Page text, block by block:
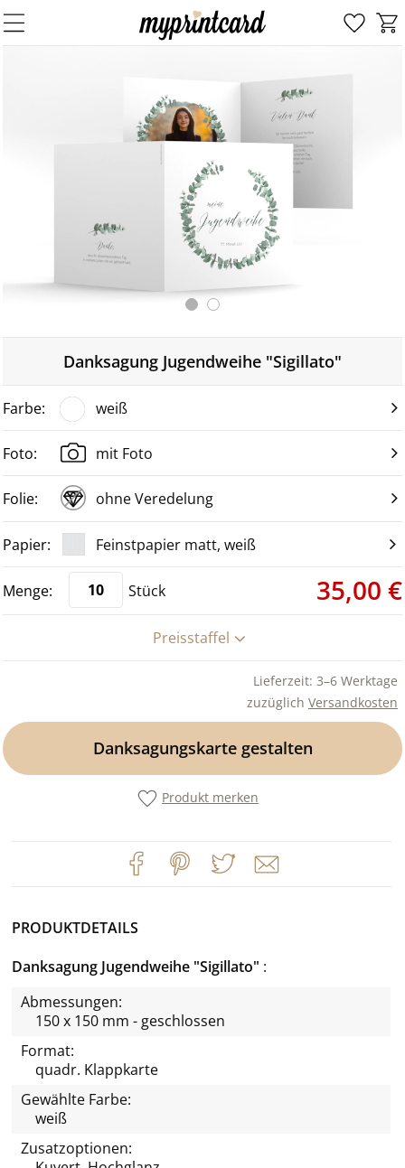
Danksagung Jugendweihe "Sigillato"
weiß
mit Foto
ohne Veredelung
Feinstpapier matt, weiß
Stück 35,00 €
Preisstaffel
Lieferzeit: 3–6 Werktage
zuzüglich Versandkosten
Danksagungskarte gestalten
Produkt merken
PRODUKTDETAILS
Danksagung Jugendweihe "Sigillato"
Abmessungen:
150 x 150 mm - geschlossen
Format:
quadr. Klappkarte
Gewählte Farbe:
weiß
Zusatzoptionen: